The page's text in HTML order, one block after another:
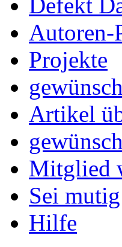
Autoren-
Projekte
Artikel
Mitglied
Sei mutig
Hilfe